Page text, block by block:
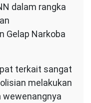
dalam rangka
Gelap Narkoba
terkait sangat
melakukan
wewenangnya